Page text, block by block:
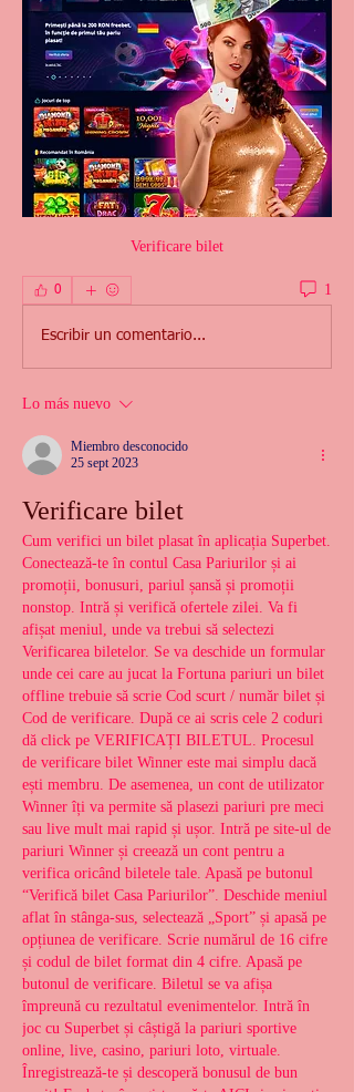
Verificare bilet
0 1
Escribir un comentario...
Lo más nuevo
Miembro desconocido
25 sept 2023
Verificare bilet
Cum verifici un bilet plasat în aplicația Superbet.
Conectează-te în contul Casa Pariurilor și ai
promoții, bonusuri, pariul șansă și promoții
nonstop. Intră și verifică ofertele zilei. Va fi
afișat meniul, unde va trebui să selectezi
Verificarea biletelor. Se va deschide un formular
unde cei care au jucat la Fortuna pariuri un bilet
offline trebuie să scrie Cod scurt / număr bilet și
Cod de verificare. După ce ai scris cele 2 coduri
dă click pe VERIFICAȚI BILETUL. Procesul
de verificare bilet Winner este mai simplu dacă
ești membru. De asemenea, un cont de utilizator
Winner îți va permite să plasezi pariuri pre meci
sau live mult mai rapid și ușor. Intră pe site-ul de
pariuri Winner și creează un cont pentru a
verifica oricând biletele tale. Apasă pe butonul
“Verifică bilet Casa Pariurilor”. Deschide meniul
aflat în stânga-sus, selectează „Sport” și apasă pe
opțiunea de verificare. Scrie numărul de 16 cifre
și codul de bilet format din 4 cifre. Apasă pe
butonul de verificare. Biletul se va afișa
împreună cu rezultatul evenimentelor. Intră în
joc cu Superbet și câștigă la pariuri sportive
online, live, casino, pariuri loto, virtuale.
Înregistrează-te și descoperă bonusul de bun